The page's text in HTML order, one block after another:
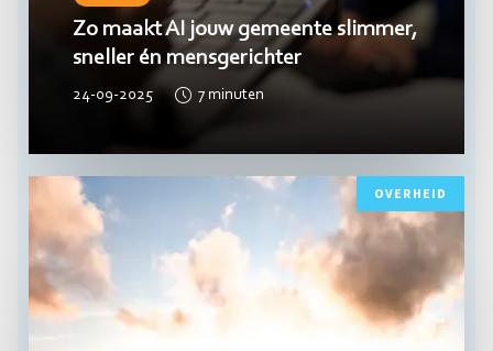
Zo maakt AI jouw gemeente slimmer,
sneller én mensgerichter
24-09-2025 7 minuten
OVERHEID
meer